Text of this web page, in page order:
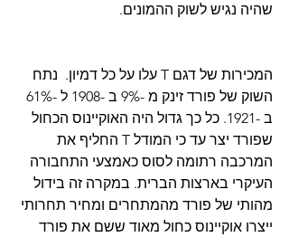
שהיה נגיש לשוק ההמונים.
המכירות של דגם T עלו על כל דמיון.  נתח
ב -1921. כל כך גדול היה האוקיינוס ​​הכחול
שפורד יצר עד כי המודל T החליף את
המרכבה רתומה לסוס כאמצעי התחבורה
העיקרי בארצות הברית. במקרה זה בידול
מהותי של פורד מהמתחרים ומחיר תחרותי
ייצרו אוקיינוס כחול מאוד ששם את פורד